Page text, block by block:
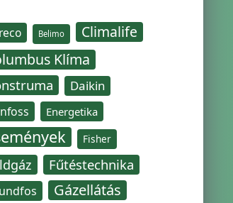
Belimo
Climalife
Klíma
Daikin
Energetika
Fisher
Fűtéstechnika
Gázellátás